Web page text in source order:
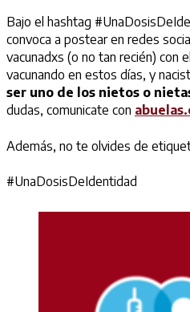
Bajo el hashtag
convoca a postear en redes
vacunadxs (o no tan recién) con
vacunando en estos días, y
ser uno de los nietos o
dudas, comunicate con
Además, no te olvides de
#UnaDosisDeIdentidad